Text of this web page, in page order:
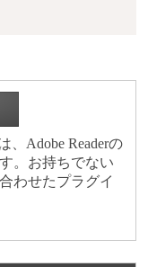
、Adobe Readerの
。お持ちでない
わせたプラグイ